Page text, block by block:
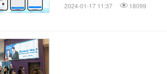
2024-01-17 11:37 18099